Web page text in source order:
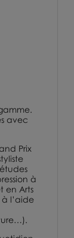
avec
Prix
à
en Arts
l’aide